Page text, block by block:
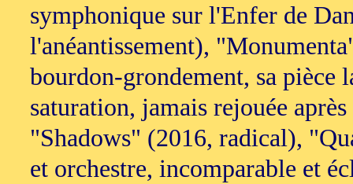
symphonique sur l'Enfer de
l'anéantissement),
bourdon-grondement, sa pièce
saturation, jamais rejouée
"Shadows" (2016, radical),
et orchestre, incomparable et